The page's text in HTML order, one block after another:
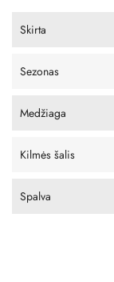
Skirta
Sezonas
Medžiaga
Kilmės šalis
Spalva